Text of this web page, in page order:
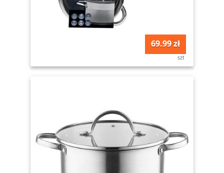
69.99 zł
szt